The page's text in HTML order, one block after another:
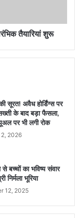
तैयारियां शुरू
सूरत! अवैध होर्डिंग्स पर
के बाद बड़ा फैसला,
पर भी लगी रोक
2026
बच्चों का भविष्य संवार
निर्मला भूरिया
12, 2025